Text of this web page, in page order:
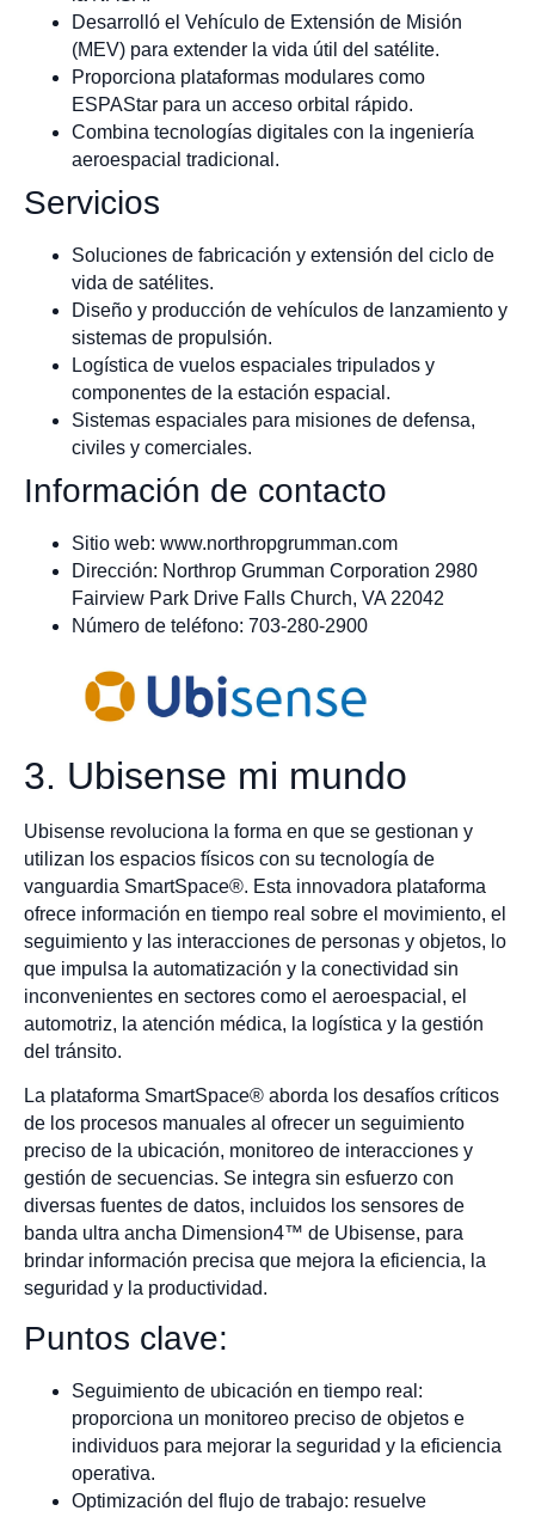
Desarrolló el Vehículo de Extensión de Misión
(MEV) para extender la vida útil del satélite.
Proporciona plataformas modulares como
ESPAStar para un acceso orbital rápido.
Combina tecnologías digitales con la ingeniería
aeroespacial tradicional.
Servicios
Soluciones de fabricación y extensión del ciclo de
vida de satélites.
Diseño y producción de vehículos de lanzamiento y
sistemas de propulsión.
Logística de vuelos espaciales tripulados y
componentes de la estación espacial.
Sistemas espaciales para misiones de defensa,
civiles y comerciales.
Información de contacto
Sitio web: www.northropgrumman.com
Dirección: Northrop Grumman Corporation 2980
Fairview Park Drive Falls Church, VA 22042
Número de teléfono: 703-280-2900
3. Ubisense mi mundo
Ubisense revoluciona la forma en que se gestionan y
utilizan los espacios físicos con su tecnología de
vanguardia SmartSpace®. Esta innovadora plataforma
ofrece información en tiempo real sobre el movimiento, el
seguimiento y las interacciones de personas y objetos, lo
que impulsa la automatización y la conectividad sin
inconvenientes en sectores como el aeroespacial, el
automotriz, la atención médica, la logística y la gestión
del tránsito.
La plataforma SmartSpace® aborda los desafíos críticos
de los procesos manuales al ofrecer un seguimiento
preciso de la ubicación, monitoreo de interacciones y
gestión de secuencias. Se integra sin esfuerzo con
diversas fuentes de datos, incluidos los sensores de
banda ultra ancha Dimension4™ de Ubisense, para
brindar información precisa que mejora la eficiencia, la
seguridad y la productividad.
Puntos clave:
Seguimiento de ubicación en tiempo real:
proporciona un monitoreo preciso de objetos e
individuos para mejorar la seguridad y la eficiencia
operativa.
Optimización del flujo de trabajo: resuelve